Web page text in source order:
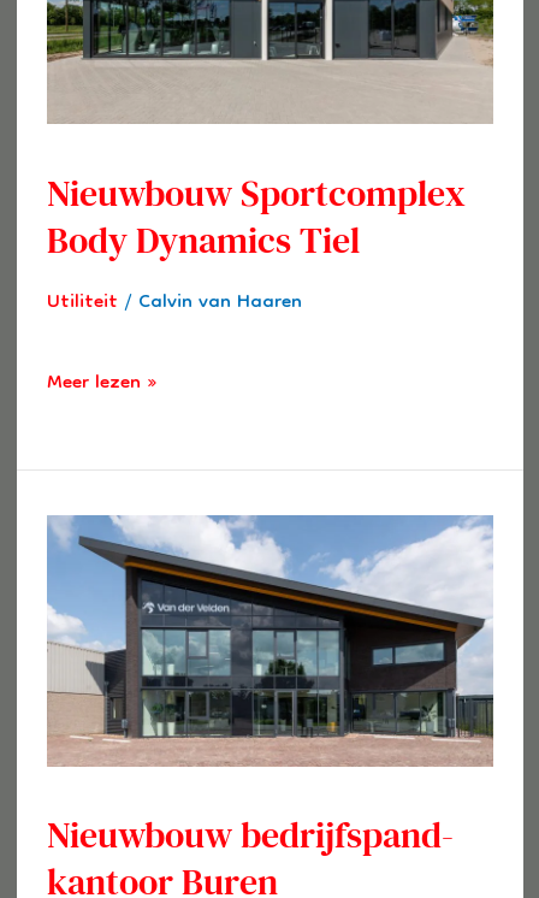
Nieuwbouw Sportcomplex
Body Dynamics Tiel
Utiliteit/Calvin van Haaren
Meer lezen »
Nieuwbouw bedrijfspand-
kantoor Buren
Nieuwbouw
bedrijfspand-
Buren